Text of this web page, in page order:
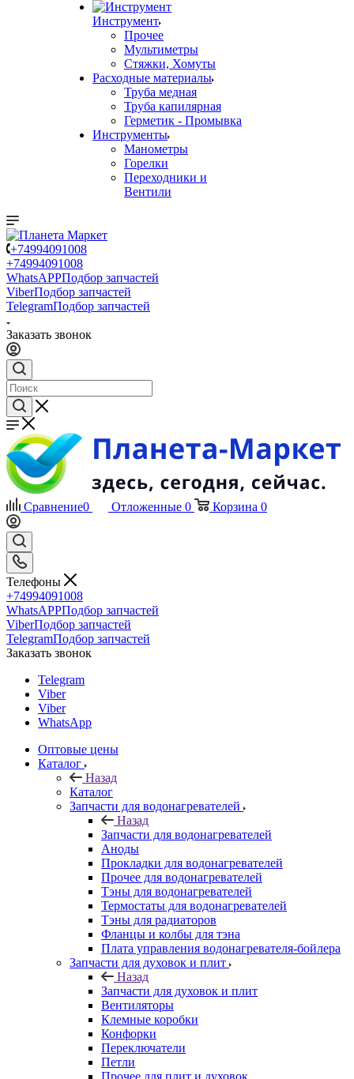
Инструмент
Прочее
Мультиметры
Стяжки, Хомуты
Расходные материалы
Труба медная
Труба капилярная
Герметик - Промывка
Инструменты
Манометры
Горелки
Переходники и
Вентили
+74994091008
+74994091008
WhatsAPPПодбор запчастей
ViberПодбор запчастей
TelegramПодбор запчастей
Заказать звонок
Сравнение0 Отложенные 0 Корзина 0
Телефоны
+74994091008
WhatsAPPПодбор запчастей
ViberПодбор запчастей
TelegramПодбор запчастей
Заказать звонок
Telegram
Viber
Viber
WhatsApp
Оптовые цены
Каталог
Назад
Каталог
Запчасти для водонагревателей
Назад
Запчасти для водонагревателей
Аноды
Прокладки для водонагревателей
Прочее для водонагревателей
Тэны для водонагревателей
Термостаты для водонагревателей
Тэны для радиаторов
Фланцы и колбы для тэна
Плата управления водонагревателя-бойлера
Запчасти для духовок и плит
Назад
Запчасти для духовок и плит
Вентиляторы
Клемные коробки
Конфорки
Переключатели
Петли
Прочее для плит и духовок